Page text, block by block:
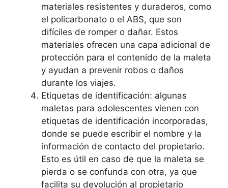
materiales resistentes y duraderos, como
el policarbonato o el ABS, que son
difíciles de romper o dañar. Estos
materiales ofrecen una capa adicional de
protección para el contenido de la maleta
y ayudan a prevenir robos o daños
durante los viajes.
Etiquetas de identificación: algunas
maletas para adolescentes vienen con
etiquetas de identificación incorporadas,
donde se puede escribir el nombre y la
información de contacto del propietario.
Esto es útil en caso de que la maleta se
pierda o se confunda con otra, ya que
facilita su devolución al propietario